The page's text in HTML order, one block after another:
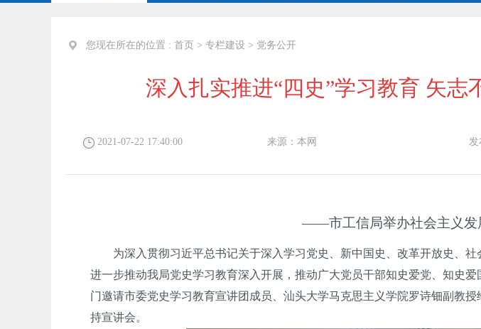
您现在所在的位置 : 首页 > 专栏建设 > 党务公开
深入扎实推进“四史”学习教育 矢
2021-07-22 17:40:00 来源：本网 发
——市工信局举办社会主义发
为深入贯彻习近平总书记关于深入学习党史、新中国史、改革开放史、社
进一步推动我局党史学习教育深入开展，推动广大党员干部知史爱党、知史
门邀请市委党史学习教育宣讲团成员、汕头大学马克思主义学院罗诗钿副教
持宣讲会。